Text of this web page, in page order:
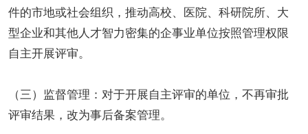
件的市地或社会组织，推动高校、医院、科研院所、大
型企业和其他人才智力密集的企事业单位按照管理权限
自主开展评审。
（三）监督管理：对于开展自主评审的单位，不再审批
评审结果，改为事后备案管理。